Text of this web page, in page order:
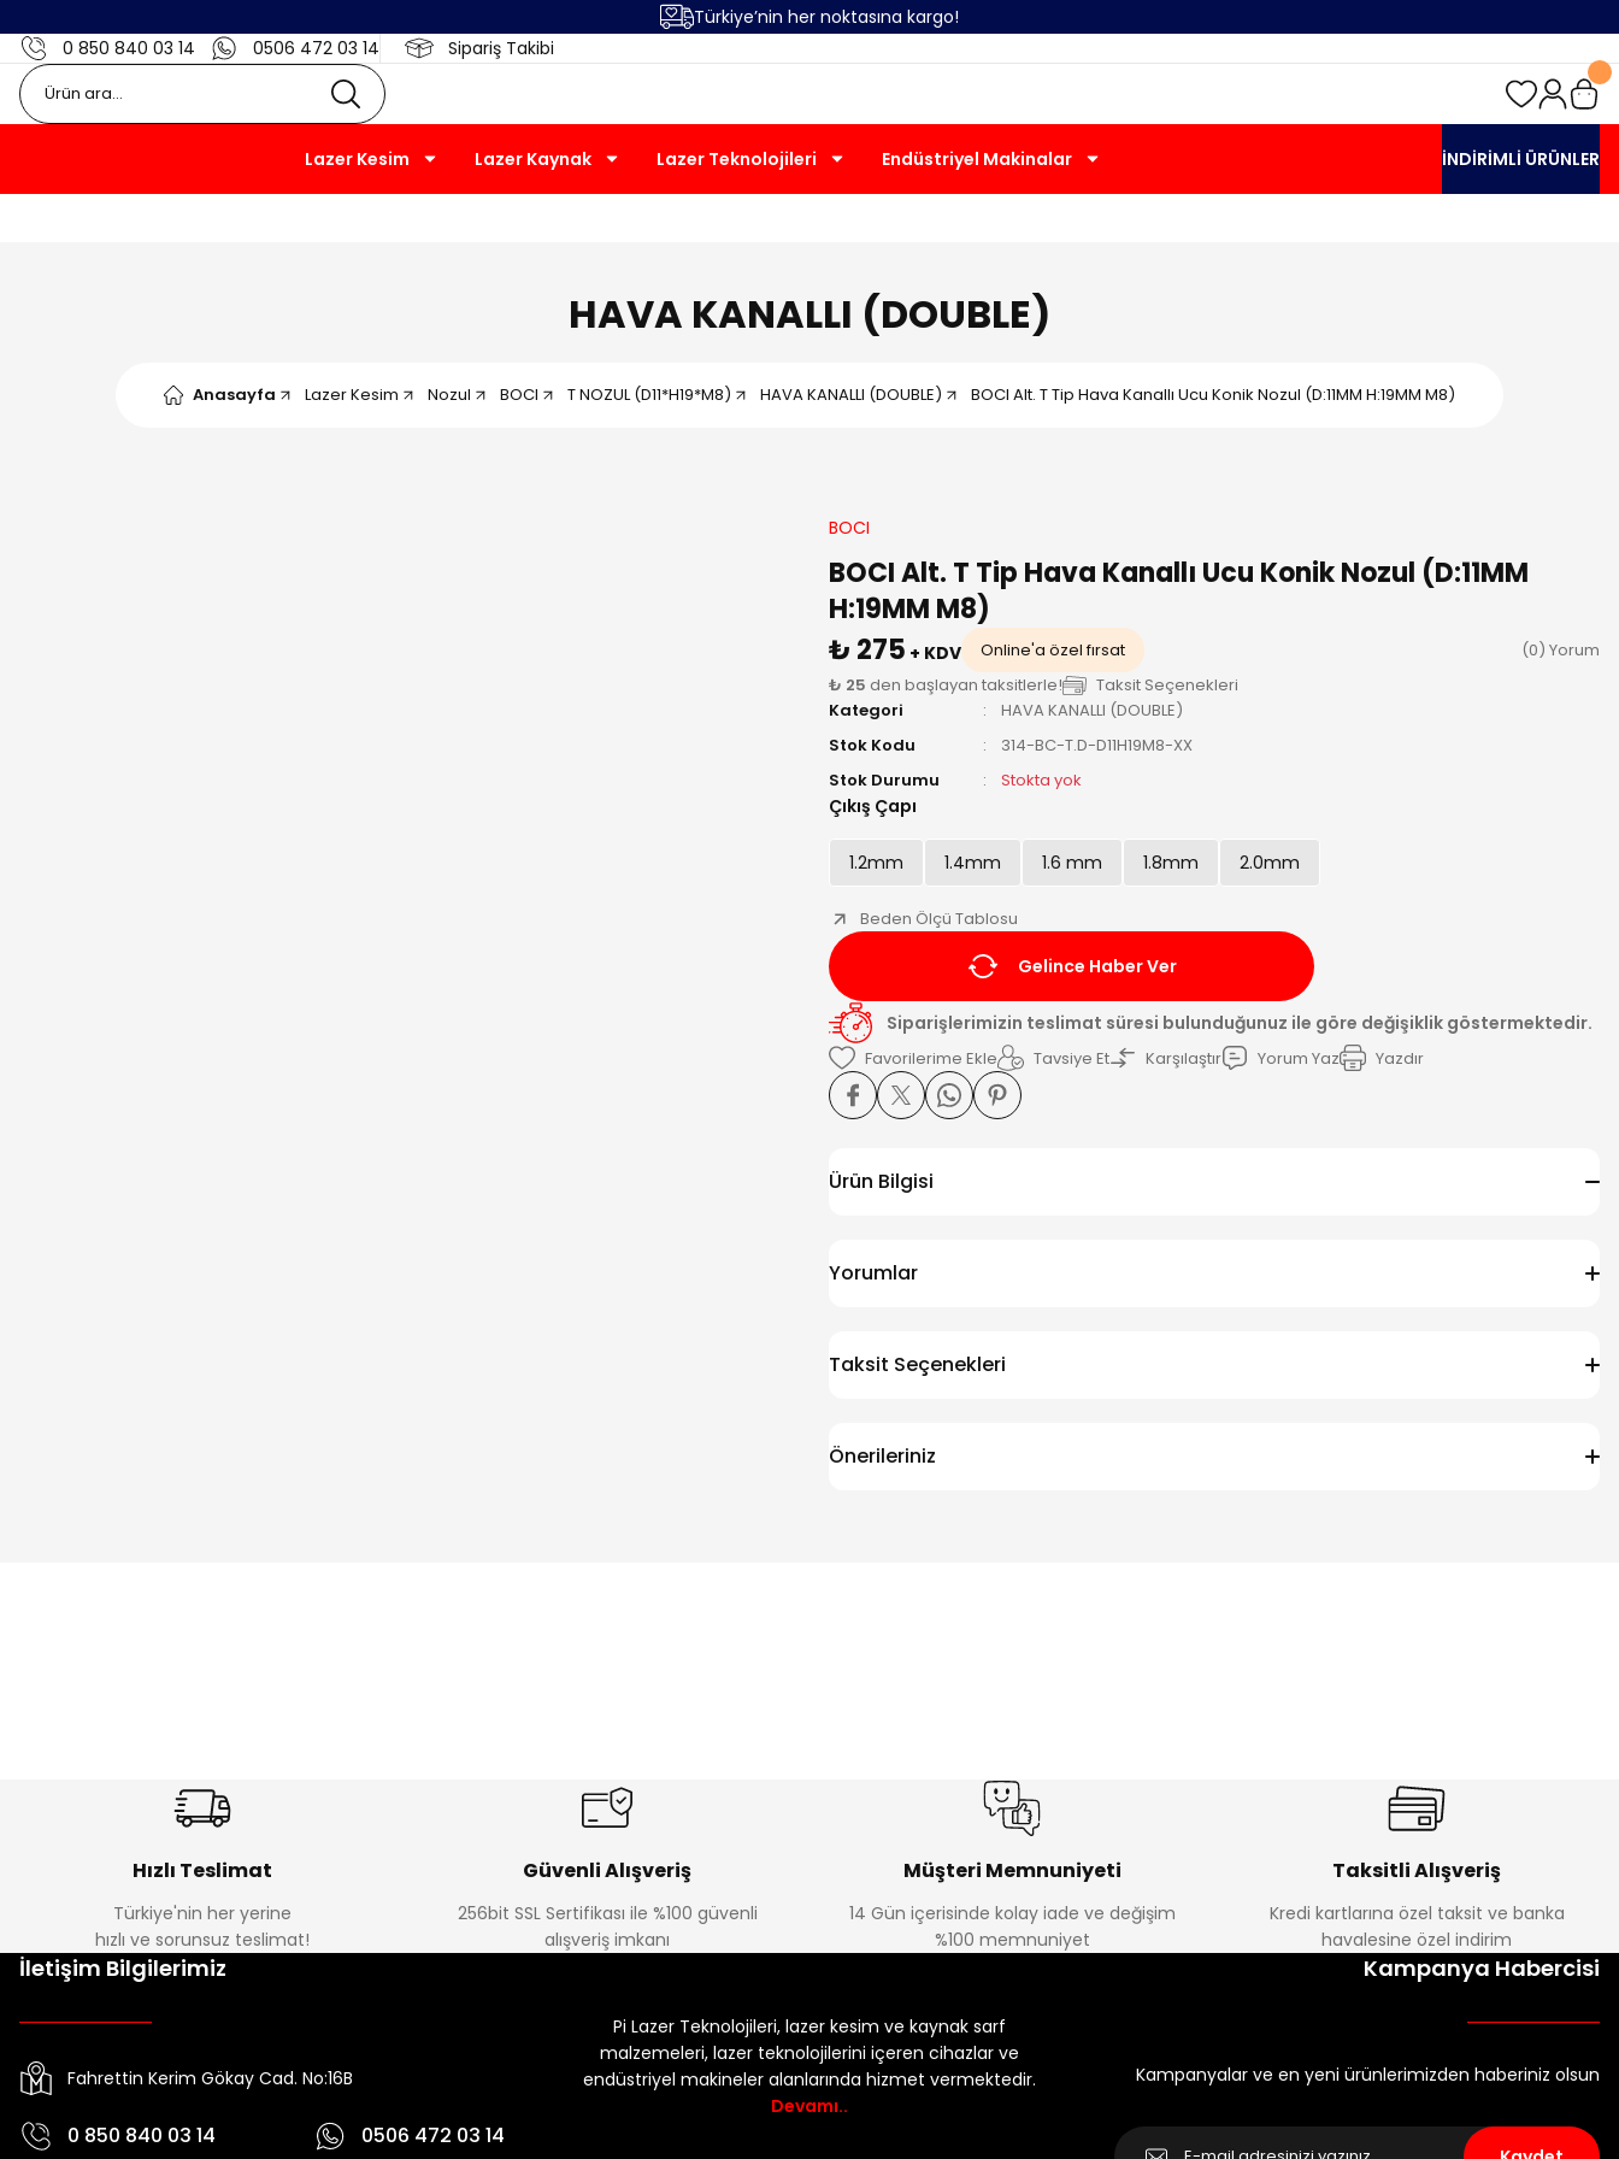
Türkiye’nin her noktasına kargo!
0 850 840 03 14
0506 472 03 14 Sipariş Takibi
Lazer Kesim Lazer Kaynak Lazer Teknolojileri Endüstriyel Makinalar İNDİRİMLİ ÜRÜNLER
HAVA KANALLI (DOUBLE)
Anasayfa Lazer Kesim Nozul BOCI T NOZUL (D11*H19*M8) HAVA KANALLI (DOUBLE) BOCI Alt. T Tip Hava Kanallı Ucu Konik Nozul (D:11MM H:19MM M8)
BOCI
BOCI Alt. T Tip Hava Kanallı Ucu Konik Nozul (D:11MM
H:19MM M8)
₺ 275 + KDV Online'a özel fırsat
(0) Yorum
₺ 25 den başlayan taksitlerle!
Taksit Seçenekleri
Kategori
HAVA KANALLI (DOUBLE)
Stok Kodu
314-BC-T.D-D11H19M8-XX
Stok Durumu
Stokta yok
Çıkış Çapı
1.2mm 1.4mm 1.6 mm 1.8mm 2.0mm
Beden Ölçü Tablosu
Gelince Haber Ver
Siparişlerimizin teslimat süresi bulunduğunuz ile göre değişiklik göstermektedir.
Tavsiye Et Karşılaştır Yorum Yaz Yazdır
Ürün Bilgisi
Yorumlar
Taksit Seçenekleri
Önerileriniz
Hızlı Teslimat
Türkiye'nin her yerine
hızlı ve sorunsuz teslimat!
Güvenli Alışveriş
256bit SSL Sertifikası ile %100 güvenli
alışveriş imkanı
Müşteri Memnuniyeti
14 Gün içerisinde kolay iade ve değişim
%100 memnuniyet
Taksitli Alışveriş
Kredi kartlarına özel taksit ve banka
havalesine özel indirim
İletişim Bilgilerimiz
Fahrettin Kerim Gökay Cad. No:16B
0 850 840 03 14
0506 472 03 14
Pi Lazer Teknolojileri, lazer kesim ve kaynak sarf
malzemeleri, lazer teknolojilerini içeren cihazlar ve
endüstriyel makineler alanlarında hizmet vermektedir.
Devamı..
Kampanya Habercisi
Kampanyalar ve en yeni ürünlerimizden haberiniz olsun